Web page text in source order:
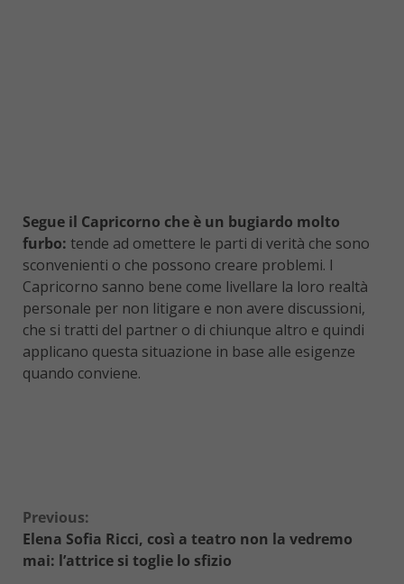
Segue il Capricorno che è un bugiardo molto
furbo: tende ad omettere le parti di verità che sono
sconvenienti o che possono creare problemi. I
Capricorno sanno bene come livellare la loro realtà
personale per non litigare e non avere discussioni,
che si tratti del partner o di chiunque altro e quindi
applicano questa situazione in base alle esigenze
quando conviene.
Continue
Reading
Previous:
Elena Sofia Ricci, così a teatro non la vedremo
mai: l’attrice si toglie lo sfizio